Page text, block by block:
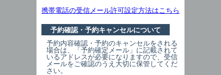
歯列矯正治療・相談
（初めての方）検診・歯石クリーニン
グ
携帯電話の受信メール許可設定方法はこちら
予約確認・予約キャンセルについて
予約内容確認・予約のキャンセルをされる
場合は、「予約確定メール」に記載されて
いるアドレスが必要になりますので、受信
メールをご確認のうえ大切に保管してくだ
さい。